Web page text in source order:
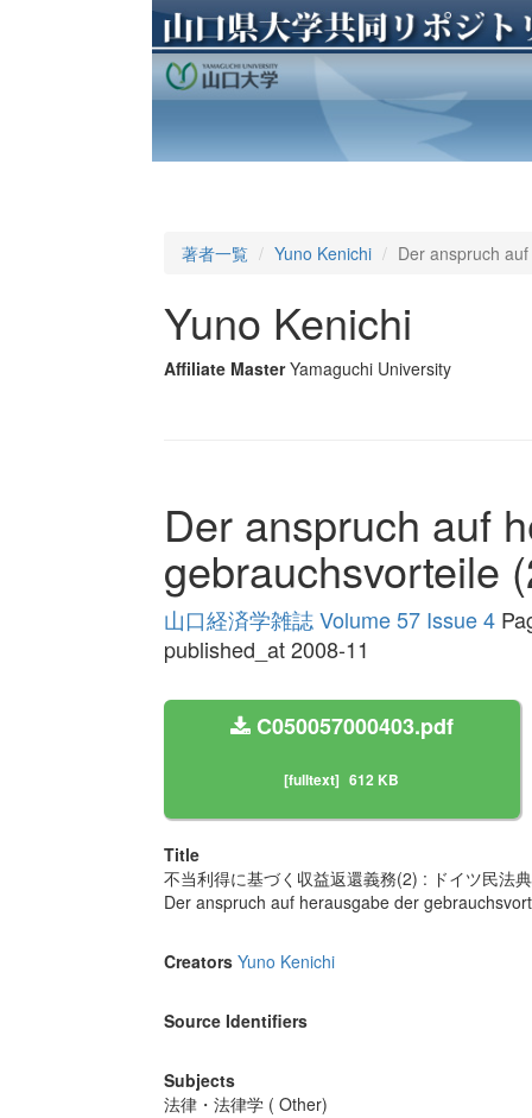
著者一覧 Yuno Kenichi Der anspruch
Yuno Kenichi
Affiliate Master Yamaguchi University
Der anspruch auf
gebrauchsvorteile
山口経済学雑誌 Volume 57 Issue 4
published_at 2008-11
C050057000403.pdf
[fulltext] 612 KB
Title
不当利得に基づく収益返還義務(2) : ドイツ民法
Der anspruch auf herausgabe der
Creators Yuno Kenichi
Source Identifiers
Subjects
法律・法律学 ( Other)